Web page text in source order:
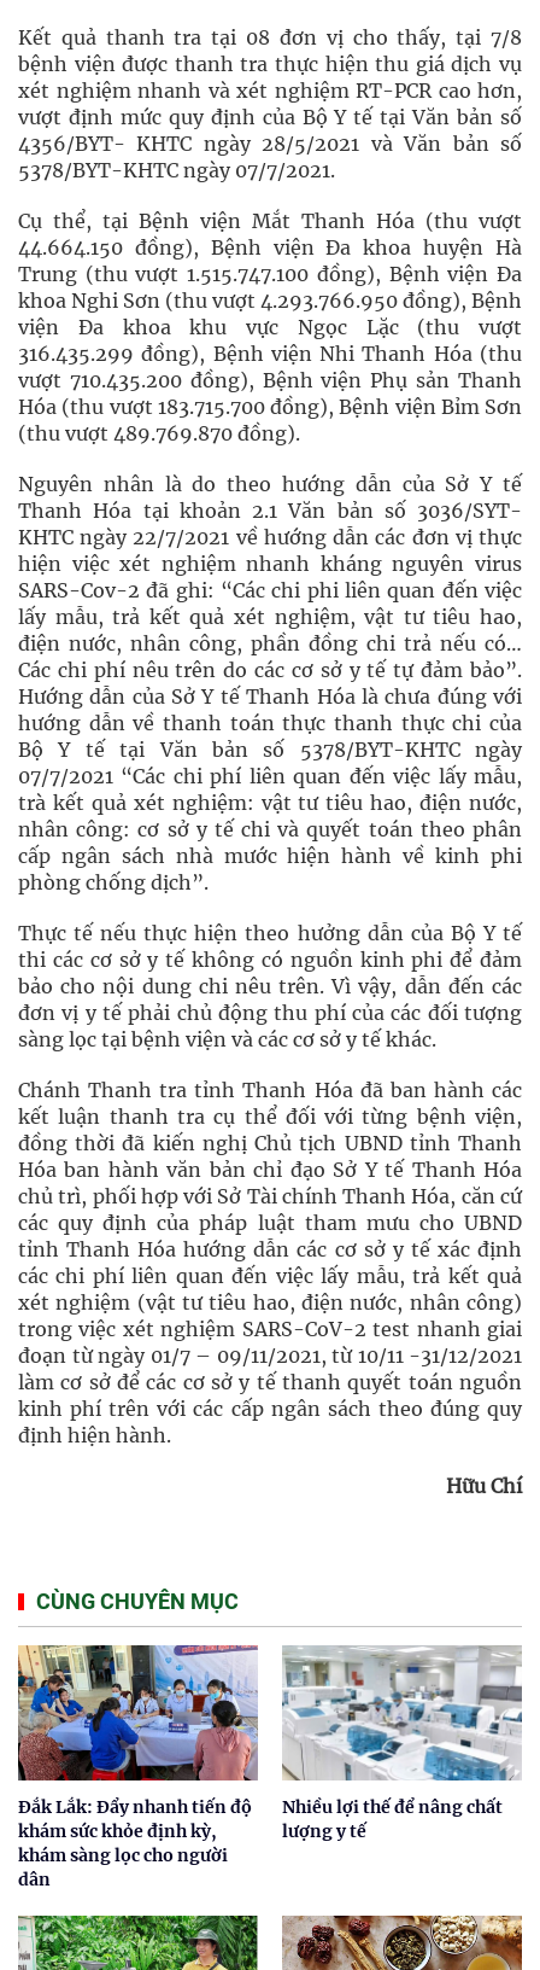
Kết quả thanh tra tại 08 đơn vị cho thấy, tại 7/8
bệnh viện được thanh tra thực hiện thu giá dịch vụ
xét nghiệm nhanh và xét nghiệm RT-PCR cao hơn,
vượt định mức quy định của Bộ Y tế tại Văn bản số
4356/BYT- KHTC ngày 28/5/2021 và Văn bản số
5378/BYT-KHTC ngày 07/7/2021.
Cụ thể, tại Bệnh viện Mắt Thanh Hóa (thu vượt
44.664.150 đồng), Bệnh viện Đa khoa huyện Hà
Trung (thu vượt 1.515.747.100 đồng), Bệnh viện Đa
khoa Nghi Sơn (thu vượt 4.293.766.950 đồng), Bệnh
viện Đa khoa khu vực Ngọc Lặc (thu vượt
316.435.299 đồng), Bệnh viện Nhi Thanh Hóa (thu
vượt 710.435.200 đồng), Bệnh viện Phụ sản Thanh
Hóa (thu vượt 183.715.700 đồng), Bệnh viện Bỉm Sơn
(thu vượt 489.769.870 đồng).
Nguyên nhân là do theo hướng dẫn của Sở Y tế
Thanh Hóa tại khoản 2.1 Văn bản số 3036/SYT-
KHTC ngày 22/7/2021 về hướng dẫn các đơn vị thực
hiện việc xét nghiệm nhanh kháng nguyên virus
SARS-Cov-2 đã ghi: “Các chi phi liên quan đến việc
lấy mẫu, trả kết quả xét nghiệm, vật tư tiêu hao,
điện nước, nhân công, phần đồng chi trả nếu có…
Các chi phí nêu trên do các cơ sở y tế tự đảm bảo”.
Hướng dẫn của Sở Y tế Thanh Hóa là chưa đúng với
hướng dẫn về thanh toán thực thanh thực chi của
Bộ Y tế tại Văn bản số 5378/BYT-KHTC ngày
07/7/2021 “Các chi phí liên quan đến việc lấy mẫu,
trà kết quả xét nghiệm: vật tư tiêu hao, điện nước,
nhân công: cơ sở y tế chi và quyết toán theo phân
cấp ngân sách nhà mước hiện hành về kinh phi
phòng chống dịch”.
Thực tế nếu thực hiện theo hưởng dẫn của Bộ Y tế
thi các cơ sở y tế không có nguồn kinh phi để đảm
bảo cho nội dung chi nêu trên. Vì vậy, dẫn đến các
đơn vị y tế phải chủ động thu phí của các đối tượng
sàng lọc tại bệnh viện và các cơ sở y tế khác.
Chánh Thanh tra tỉnh Thanh Hóa đã ban hành các
kết luận thanh tra cụ thể đối với từng bệnh viện,
đồng thời đã kiến nghị Chủ tịch UBND tỉnh Thanh
Hóa ban hành văn bản chỉ đạo Sở Y tế Thanh Hóa
chủ trì, phối hợp với Sở Tài chính Thanh Hóa, căn cứ
các quy định của pháp luật tham mưu cho UBND
tỉnh Thanh Hóa hướng dẫn các cơ sở y tế xác định
các chi phí liên quan đến việc lấy mẫu, trả kết quả
xét nghiệm (vật tư tiêu hao, điện nước, nhân công)
trong việc xét nghiệm SARS-CoV-2 test nhanh giai
đoạn từ ngày 01/7 – 09/11/2021, từ 10/11 -31/12/2021
làm cơ sở để các cơ sở y tế thanh quyết toán nguồn
kinh phí trên với các cấp ngân sách theo đúng quy
định hiện hành.
Hữu Chí
CÙNG CHUYÊN MỤC
Đắk Lắk: Đẩy nhanh tiến độ
khám sức khỏe định kỳ,
khám sàng lọc cho người
dân
Nhiều lợi thế để nâng chất
lượng y tế